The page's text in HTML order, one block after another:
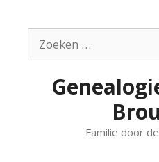
inhoudnaar:
Familie door